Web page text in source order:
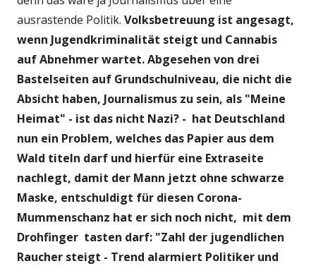
ausrastende Politik. Volksbetreuung ist angesagt,
wenn Jugendkriminalität steigt und Cannabis
auf Abnehmer wartet. Abgesehen von drei
Bastelseiten auf Grundschulniveau, die nicht die
Absicht haben, Journalismus zu sein, als "Meine
Heimat" - ist das nicht Nazi? - hat Deutschland
nun ein Problem, welches das Papier aus dem
Wald titeln darf und hierfür eine Extraseite
nachlegt, damit der Mann jetzt ohne schwarze
Maske, entschuldigt für diesen Corona-
Mummenschanz hat er sich noch nicht, mit dem
Drohfinger tasten darf: "Zahl der jugendlichen
Raucher steigt - Trend alarmiert Politiker und